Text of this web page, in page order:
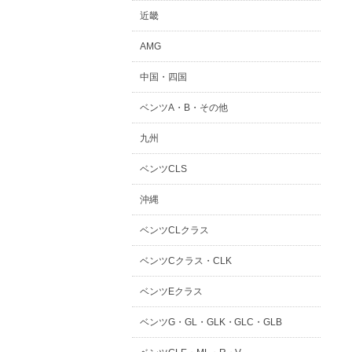
近畿
AMG
中国・四国
ベンツA・B・その他
九州
ベンツCLS
沖縄
ベンツCLクラス
ベンツCクラス・CLK
ベンツEクラス
ベンツG・GL・GLK・GLC・GLB